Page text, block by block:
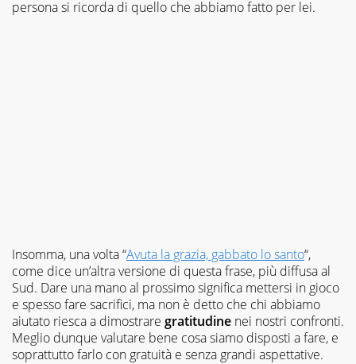
persona si ricorda di quello che abbiamo fatto per lei.
Insomma, una volta “Avuta la grazia, gabbato lo santo“,
come dice un’altra versione di questa frase, più diffusa al
Sud. Dare una mano al prossimo significa mettersi in gioco
e spesso fare sacrifici, ma non è detto che chi abbiamo
aiutato riesca a dimostrare gratitudine nei nostri confronti.
Meglio dunque valutare bene cosa siamo disposti a fare, e
soprattutto farlo con gratuità e senza grandi aspettative.